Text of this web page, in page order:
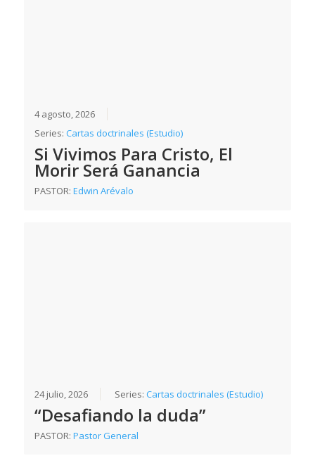
4 agosto, 2026
Series:Cartas doctrinales (Estudio)
Si Vivimos Para Cristo, El
Morir Será Ganancia
PASTOR:Edwin Arévalo
24 julio, 2026 Series:Cartas doctrinales (Estudio)
“Desafiando la duda”
PASTOR:Pastor General